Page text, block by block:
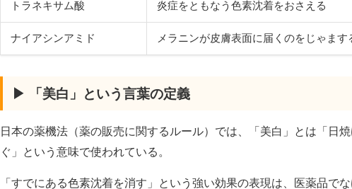
トラネキサム酸 炎症をともなう色素沈着をおさえる
ナイアシンアミド メラニンが皮膚表面に届くのをじゃます
▶ 「美白」という言葉の定義
日本の薬機法（薬の販売に関するルール）では、「美白」とは「日
ぐ」という意味で使われている。
「すでにある色素沈着を消す」という強い効果の表現は、医薬品で